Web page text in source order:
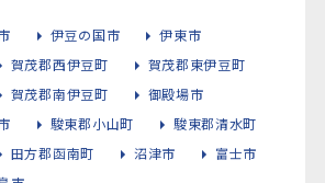
伊豆の国市
伊東市
賀茂郡西伊豆町
賀茂郡東伊豆町
賀茂郡南伊豆町
御殿場市
駿東郡小山町
駿東郡清水町
田方郡函南町 沼津市
富士市